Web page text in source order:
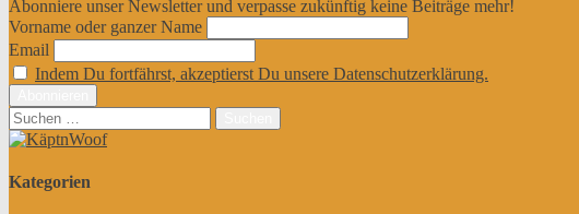
Abonniere unser Newsletter und verpasse zukünftig keine Beiträge mehr!
Vorname oder ganzer Name
Email
Indem Du fortfährst, akzeptierst Du unsere Datenschutzerklärung.
Suchen
nach:
Kategorien